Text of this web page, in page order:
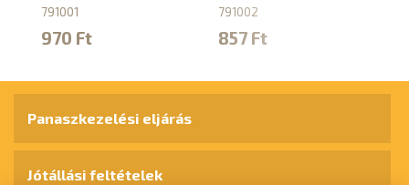
791001
970 Ft
791002
857 Ft
Panaszkezelési eljárás
Jótállási feltételek